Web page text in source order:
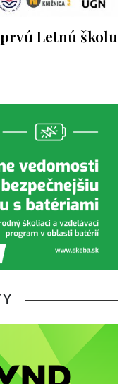
Letnú školu